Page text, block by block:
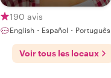
190 avis
English・Español・Português
Voir tous les locaux